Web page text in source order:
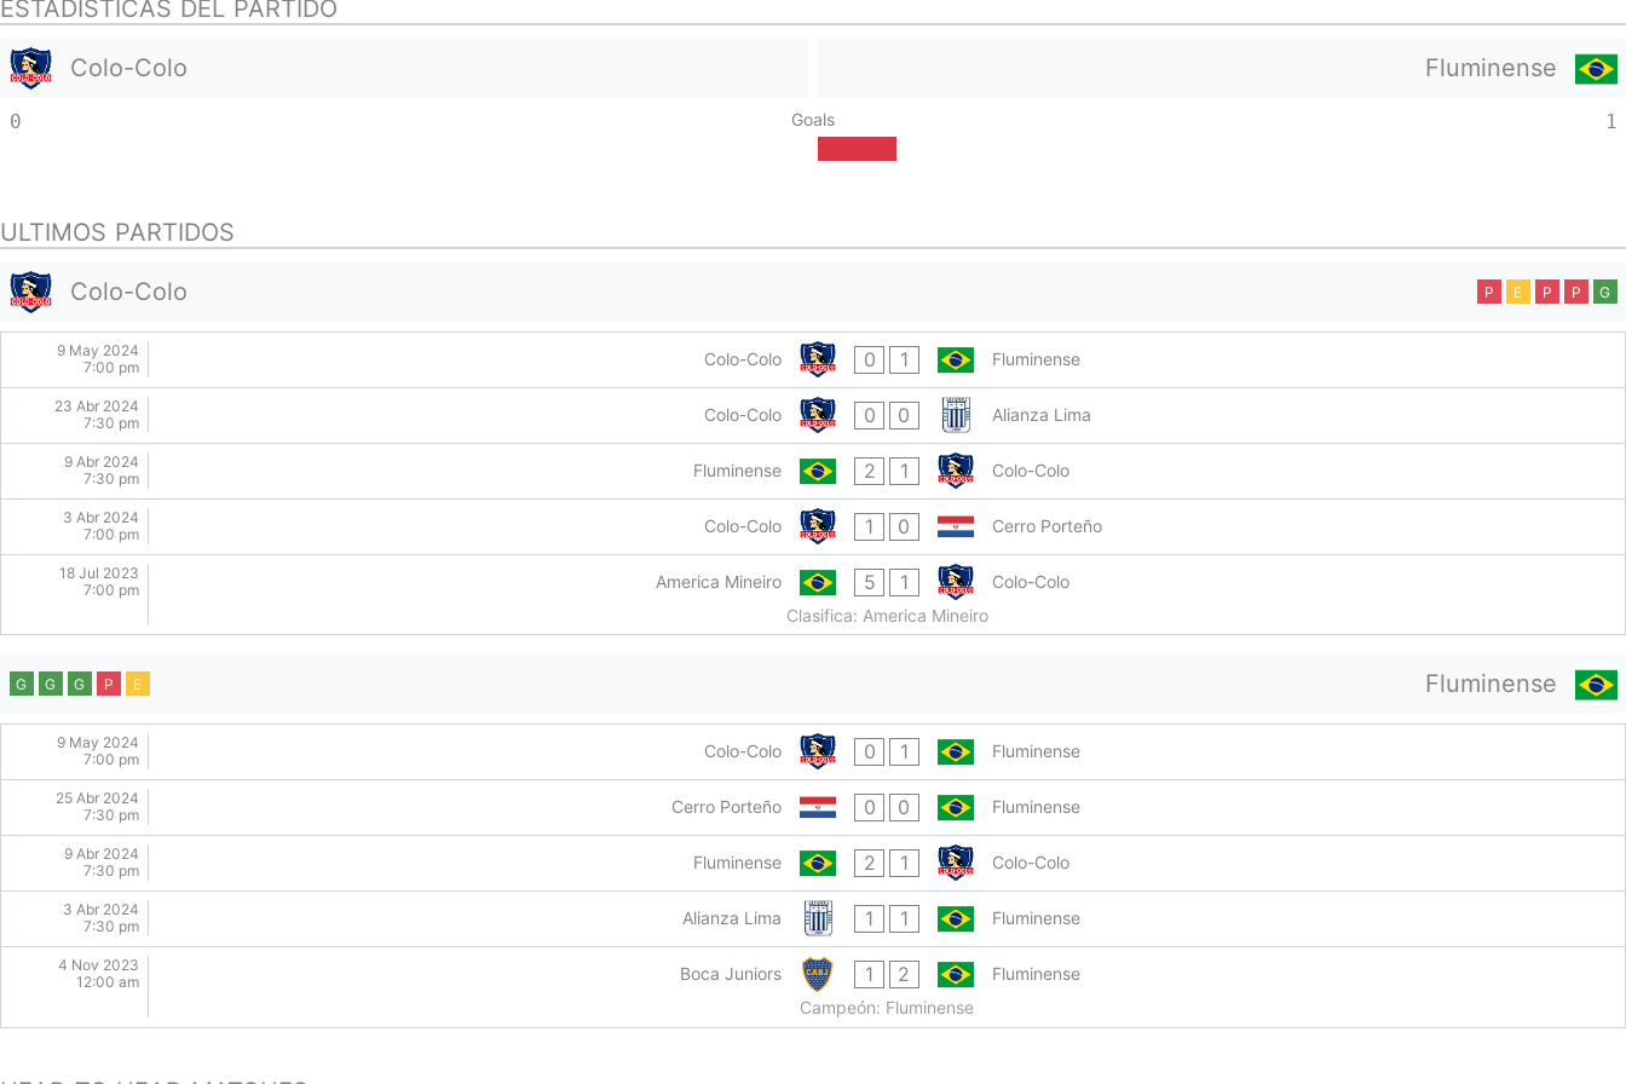
ESTADISTICAS DEL PARTIDO
Colo-Colo Fluminense
0 Goals 1
ULTIMOS PARTIDOS
Colo-Colo P E P P G
9 May 2024
7:00 pm
Colo-Colo 0 1 Fluminense
23 Abr 2024
7:30 pm
Colo-Colo 0 0 Alianza Lima
9 Abr 2024
7:30 pm
Fluminense 2 1 Colo-Colo
3 Abr 2024
7:00 pm
Colo-Colo 1 0 Cerro Porteño
18 Jul 2023
7:00 pm
America Mineiro 5 1
Colo-Colo
Clasifica: America Mineiro
Fluminense
G G G P E
9 May 2024
7:00 pm
Colo-Colo 0 1 Fluminense
25 Abr 2024
7:30 pm
Cerro Porteño 0 0 Fluminense
9 Abr 2024
7:30 pm
Fluminense 2 1 Colo-Colo
3 Abr 2024
7:30 pm
Alianza Lima 1 1 Fluminense
4 Nov 2023
12:00 am
Boca Juniors 1 2
Fluminense
Campeón: Fluminense